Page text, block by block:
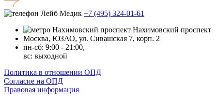
+7 (495) 324-01-61
Нахимовский проспект
Москва, ЮЗАО, ул. Сивашская 7, корп. 2
пн-сб: 9:00 - 21:00,
вc: выходной
Политика в отношении ОПД
Согласие на ОПД
Правовая информация